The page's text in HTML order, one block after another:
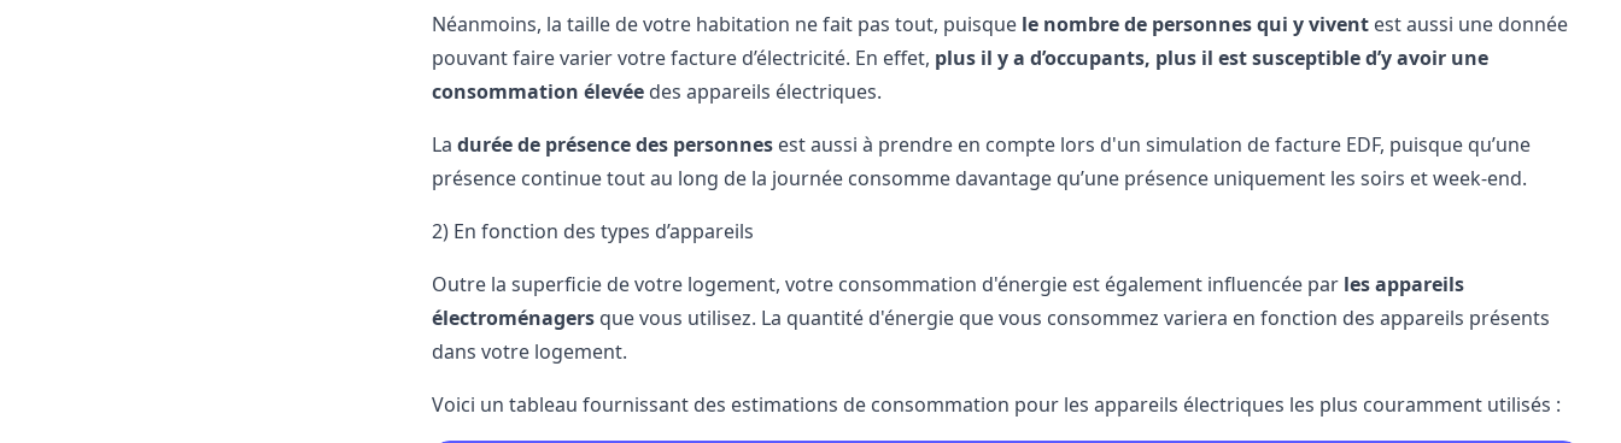
Néanmoins, la taille de votre habitation ne fait pas tout, puisque le nombre de personnes qui y viventest aussi une donnée
pouvant faire varier votre facture d’électricité. En effet, plus il y a d’occupants, plus il est susceptible d’y avoir une
consommation élevéedes appareils électriques.
La durée de présence des personnesest aussi à prendre en compte lors d'un simulation de facture EDF, puisque qu’une
présence continue tout au long de la journée consomme davantage qu’une présence uniquement les soirs et week-end.
2) En fonction des types d’appareils
Outre la superficie de votre logement, votre consommation d'énergie est également influencée par les appareils
électroménagersque vous utilisez. La quantité d'énergie que vous consommez variera en fonction des appareils présents
dans votre logement.
Voici un tableau fournissant des estimations de consommation pour les appareils électriques les plus couramment utilisés :